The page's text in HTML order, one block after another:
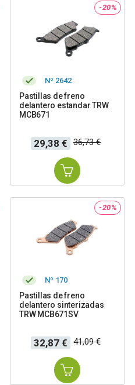
-20%
Nº 2642
Pastillas de freno
delantero estandar TRW
MCB671
Precio
29,38 €
Precio
base
36,73 €
-20%
Nº 170
Pastillas de freno
delantero sinterizadas
TRW MCB671SV
Precio
32,87 €
Precio
base
41,09 €